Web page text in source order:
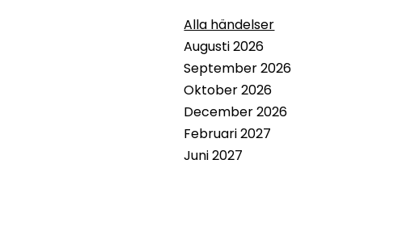
Alla händelser
Augusti 2026
September 2026
Oktober 2026
December 2026
Februari 2027
Juni 2027